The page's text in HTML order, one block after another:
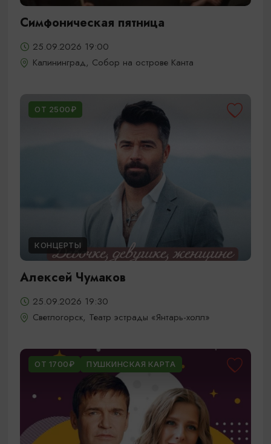
Симфоническая пятница
25.09.2026 19:00
Калининград, Собор на острове Канта
ОТ 2500₽
КОНЦЕРТЫ
Алексей Чумаков
25.09.2026 19:30
Светлогорск, Театр эстрады «Янтарь-холл»
ОТ 1700₽ ПУШКИНСКАЯ КАРТА